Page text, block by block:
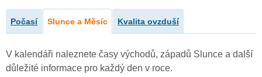
Počasí Slunce a Měsíc Kvalita ovzduší
V kalendáři naleznete časy východů, západů Slunce a další
důležité informace pro každý den v roce.